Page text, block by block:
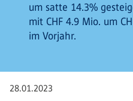
um satte 14.3%
mit CHF 4.9 Mio. um
im Vorjahr.
28.01.2023